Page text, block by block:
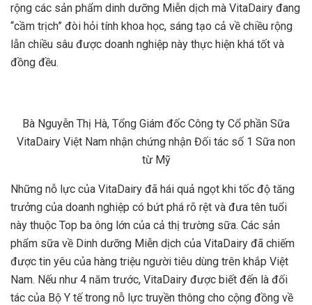
rộng các sản phẩm dinh dưỡng Miễn dịch mà VitaDairy đang
“cầm trịch” đòi hỏi tính khoa học, sáng tạo cả về chiều rộng
lẫn chiều sâu được doanh nghiệp này thực hiện khá tốt và
đồng đều.
Bà Nguyễn Thị Hà, Tổng Giám đốc Công ty Cổ phần Sữa
VitaDairy Việt Nam nhận chứng nhận Đối tác số 1 Sữa non
từ Mỹ
Những nỗ lực của VitaDairy đã hái quả ngọt khi tốc độ tăng
trưởng của doanh nghiệp có bứt phá rõ rệt và đưa tên tuổi
này thuộc Top ba ông lớn của cả thị trường sữa. Các sản
phẩm sữa về Dinh dưỡng Miễn dịch của VitaDairy đã chiếm
được tin yêu của hàng triệu người tiêu dùng trên khắp Việt
Nam. Nếu như 4 năm trước, VitaDairy được biết đến là đối
tác của Bộ Y tế trong nỗ lực truyền thông cho cộng đồng về